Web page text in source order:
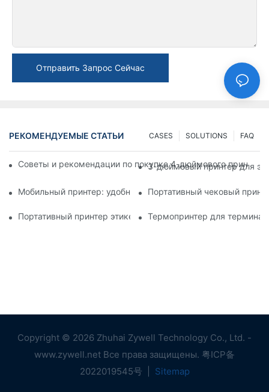
Отправить Запрос Сейчас
РЕКОМЕНДУЕМЫЕ СТАТЬИ FAQ
SOLUTIONS
CASES
Советы и рекомендации по покупке 4-дюймового
3-дюймовый принтер для
Мобильный принтер: удобный выбор для печати в любое
Портативный чековый
Портативный принтер этикеток: легкое создание
Термопринтер для
Copyright © 2026 Zhuhai Zywell Technology Co., Ltd. -
www.zywell.net Все права защищены. 粤ICP备
2022019545号
Sitemap